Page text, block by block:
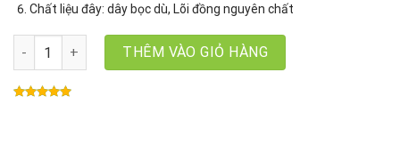
Chất liệu đây: dây bọc dù, Lõi đồng nguyên chất
Cáp nối dài USB 3.0 dài 2m Ugreen 10497 US115, vỏ nhôm dây
THÊM VÀO GIỎ HÀNG